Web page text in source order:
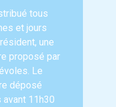
tous
et jours
une
proposé par
Le
déposé
11h30